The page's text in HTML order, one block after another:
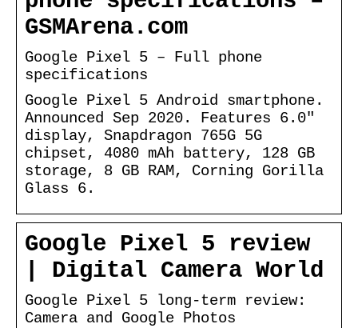
GSMArena.com
Google Pixel 5 – Full phone
specifications
Google Pixel 5 Android smartphone.
Announced Sep 2020. Features 6.0″
display, Snapdragon 765G 5G
chipset, 4080 mAh battery, 128 GB
storage, 8 GB RAM, Corning Gorilla
Glass 6.
Google Pixel 5 review
| Digital Camera World
Google Pixel 5 long-term review:
Camera and Google Photos